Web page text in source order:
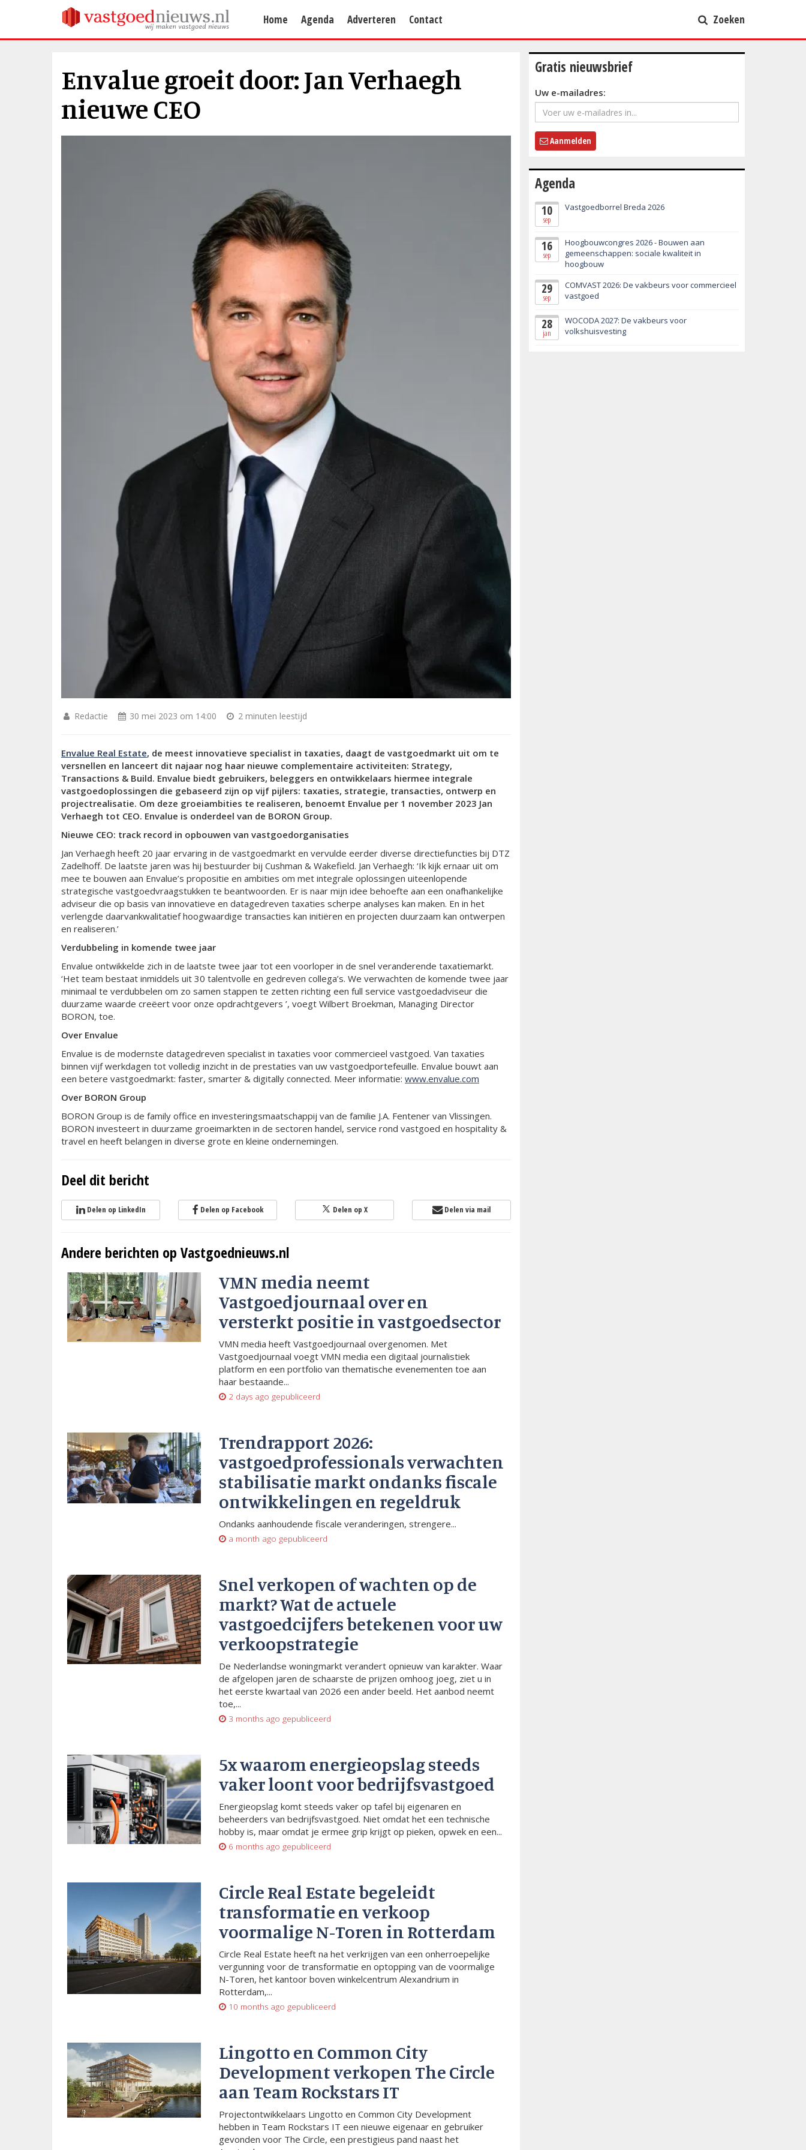
Home Agenda Adverteren Contact Zoeken
Envalue groeit door: Jan Verhaegh
nieuwe CEO
Redactie 30 mei 2023 om 14:00 2 minuten leestijd
Envalue Real Estate, de meest innovatieve specialist in taxaties, daagt de vastgoedmarkt uit om te
versnellen en lanceert dit najaar nog haar nieuwe complementaire activiteiten: Strategy,
Transactions & Build. Envalue biedt gebruikers, beleggers en ontwikkelaars hiermee integrale
vastgoedoplossingen die gebaseerd zijn op vijf pijlers: taxaties, strategie, transacties, ontwerp en
projectrealisatie. Om deze groeiambities te realiseren, benoemt Envalue per 1 november 2023 Jan
Verhaegh tot CEO. Envalue is onderdeel van de BORON Group.
Nieuwe CEO: track record in opbouwen van vastgoedorganisaties
Jan Verhaegh heeft 20 jaar ervaring in de vastgoedmarkt en vervulde eerder diverse directiefuncties bij DTZ
Zadelhoff. De laatste jaren was hij bestuurder bij Cushman & Wakefield. Jan Verhaegh: ‘Ik kijk ernaar uit om
mee te bouwen aan Envalue’s propositie en ambities om met integrale oplossingen uiteenlopende
strategische vastgoedvraagstukken te beantwoorden. Er is naar mijn idee behoefte aan een onafhankelijke
adviseur die op basis van innovatieve en datagedreven taxaties scherpe analyses kan maken. En in het
verlengde daarvankwalitatief hoogwaardige transacties kan initiëren en projecten duurzaam kan ontwerpen
en realiseren.’
Verdubbeling in komende twee jaar
Envalue ontwikkelde zich in de laatste twee jaar tot een voorloper in de snel veranderende taxatiemarkt.
‘Het team bestaat inmiddels uit 30 talentvolle en gedreven collega’s. We verwachten de komende twee jaar
minimaal te verdubbelen om zo samen stappen te zetten richting een full service vastgoedadviseur die
duurzame waarde creëert voor onze opdrachtgevers ’, voegt Wilbert Broekman, Managing Director
BORON, toe.
Over Envalue
Envalue is de modernste datagedreven specialist in taxaties voor commercieel vastgoed. Van taxaties
binnen vijf werkdagen tot volledig inzicht in de prestaties van uw vastgoedportefeuille. Envalue bouwt aan
een betere vastgoedmarkt: faster, smarter & digitally connected. Meer informatie: www.envalue.com
Over BORON Group
BORON Group is de family office en investeringsmaatschappij van de familie J.A. Fentener van Vlissingen.
BORON investeert in duurzame groeimarkten in de sectoren handel, service rond vastgoed en hospitality &
travel en heeft belangen in diverse grote en kleine ondernemingen.
Deel dit bericht
Delen op LinkedIn Delen op Facebook Delen op X Delen via mail
Andere berichten op Vastgoednieuws.nl
VMN media neemt
Vastgoedjournaal over en
versterkt positie in vastgoedsector
VMN media heeft Vastgoedjournaal overgenomen. Met
Vastgoedjournaal voegt VMN media een digitaal journalistiek
platform en een portfolio van thematische evenementen toe aan
haar bestaande...
2 days ago gepubliceerd
Trendrapport 2026:
vastgoedprofessionals verwachten
stabilisatie markt ondanks fiscale
ontwikkelingen en regeldruk
Ondanks aanhoudende fiscale veranderingen, strengere...
a month ago gepubliceerd
Snel verkopen of wachten op de
markt? Wat de actuele
vastgoedcijfers betekenen voor uw
verkoopstrategie
De Nederlandse woningmarkt verandert opnieuw van karakter. Waar
de afgelopen jaren de schaarste de prijzen omhoog joeg, ziet u in
het eerste kwartaal van 2026 een ander beeld. Het aanbod neemt
toe,...
3 months ago gepubliceerd
5x waarom energieopslag steeds
vaker loont voor bedrijfsvastgoed
Energieopslag komt steeds vaker op tafel bij eigenaren en
beheerders van bedrijfsvastgoed. Niet omdat het een technische
hobby is, maar omdat je ermee grip krijgt op pieken, opwek en een...
6 months ago gepubliceerd
Circle Real Estate begeleidt
transformatie en verkoop
voormalige N-Toren in Rotterdam
Circle Real Estate heeft na het verkrijgen van een onherroepelijke
vergunning voor de transformatie en optopping van de voormalige
N-Toren, het kantoor boven winkelcentrum Alexandrium in
Rotterdam,...
10 months ago gepubliceerd
Lingotto en Common City
Development verkopen The Circle
aan Team Rockstars IT
Projectontwikkelaars Lingotto en Common City Development
hebben in Team Rockstars IT een nieuwe eigenaar en gebruiker
gevonden voor The Circle, een prestigieus pand naast het
Gratis nieuwsbrief
Uw e-mailadres:
Aanmelden
Agenda
10
sep
Vastgoedborrel Breda 2026
16
sep
Hoogbouwcongres 2026 - Bouwen aan
gemeenschappen: sociale kwaliteit in
hoogbouw
29
sep
COMVAST 2026: De vakbeurs voor commercieel
vastgoed
28
jan
WOCODA 2027: De vakbeurs voor
volkshuisvesting